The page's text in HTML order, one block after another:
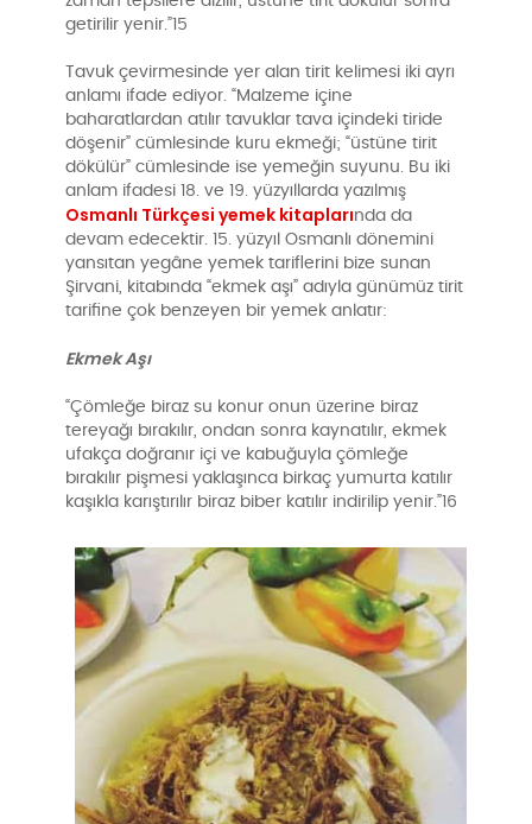
getirilir yenir.”15
Tavuk çevirmesinde yer alan tirit kelimesi iki ayrı
anlamı ifade ediyor. “Malzeme içine
baharatlardan atılır tavuklar tava içindeki tiride
döşenir” cümlesinde kuru ekmeği; “üstüne tirit
dökülür” cümlesinde ise yemeğin suyunu. Bu iki
anlam ifadesi 18. ve 19. yüzyıllarda yazılmış
Osmanlı Türkçesi yemek kitaplarında da
devam edecektir. 15. yüzyıl Osmanlı dönemini
yansıtan yegâne yemek tariflerini bize sunan
Şirvani, kitabında “ekmek aşı” adıyla günümüz tirit
tarifine çok benzeyen bir yemek anlatır:
Ekmek Aşı
“Çömleğe biraz su konur onun üzerine biraz
tereyağı bırakılır, ondan sonra kaynatılır, ekmek
ufakça doğranır içi ve kabuğuyla çömleğe
bırakılır pişmesi yaklaşınca birkaç yumurta katılır
kaşıkla karıştırılır biraz biber katılır indirilip yenir.”16